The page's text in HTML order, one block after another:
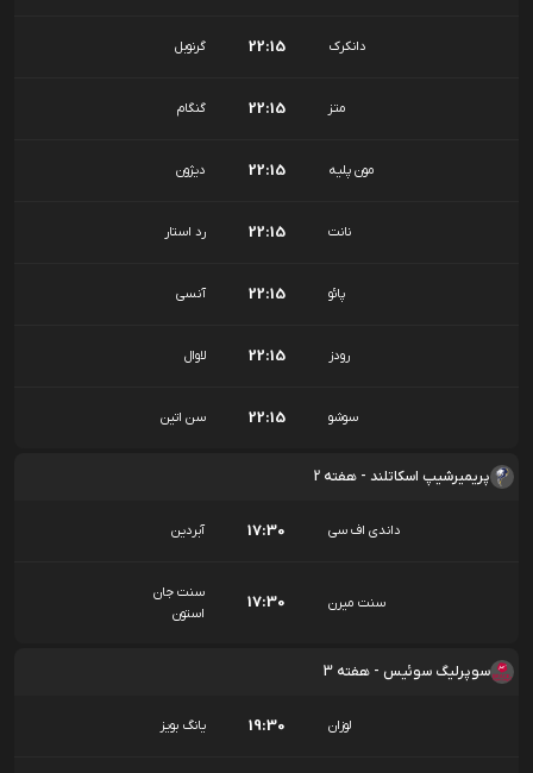
دانکرک 22:15 گرنوبل
متز 22:15 گنگام
مون پلیه 22:15 دیژون
نانت 22:15 رد استار
پائو 22:15 آنسی
رودز 22:15 لاوال
سوشو 22:15 سن اتین
پریمیرشیپ اسکاتلند - هفته 2
داندی اف سی 17:30 آبردین
سنت میرن 17:30
سنت جان
استون
سوپرلیگ سوئیس - هفته 3
لوزان 19:30 یانگ بویز